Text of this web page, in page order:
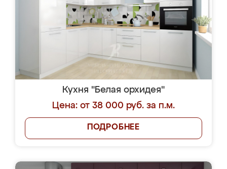
Кухня "Белая орхидея"
Цена: от 38 000 руб. за п.м.
ПОДРОБНЕЕ